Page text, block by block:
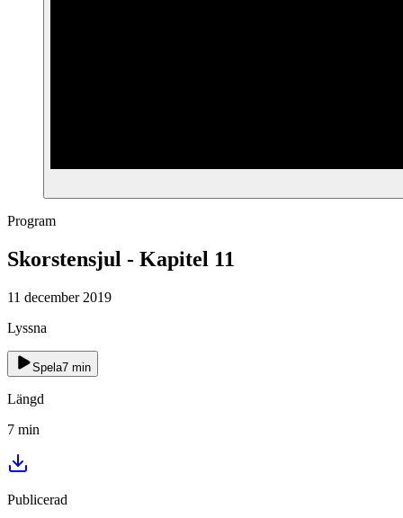
Program
Skorstensjul - Kapitel 11
11 december 2019
Lyssna
Spela7 min
Längd
7 min
Publicerad